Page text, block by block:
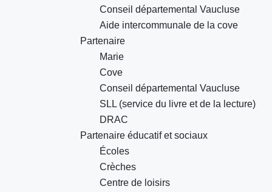
Conseil départemental Vaucluse
Aide intercommunale de la cove
Partenaire
Marie
Cove
Conseil départemental Vaucluse
SLL (service du livre et de la lecture)
DRAC
Partenaire éducatif et sociaux
Écoles
Crèches
Centre de loisirs